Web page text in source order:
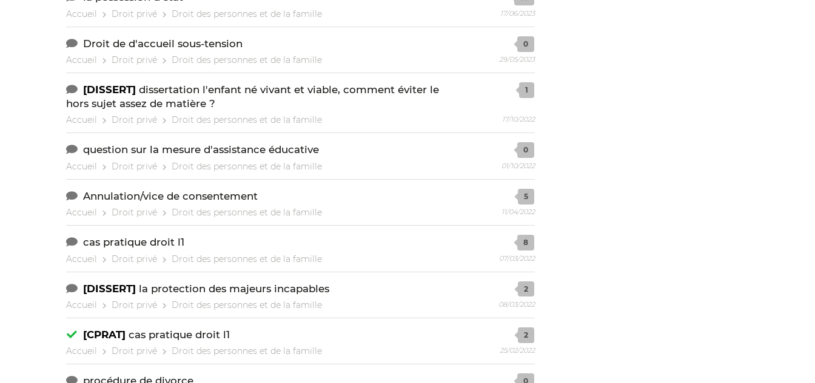
Accueil Droit privé Droit des personnes et de la famille 17/06/2023
Droit de d'accueil sous-tension
Accueil Droit privé Droit des personnes et de la famille
0
29/05/2023
[DISSERT] dissertation l'enfant né vivant et viable, comment éviter le
hors sujet assez de matière ?
Accueil Droit privé Droit des personnes et de la famille
1
17/10/2022
question sur la mesure d'assistance éducative
Accueil Droit privé Droit des personnes et de la famille
0
01/10/2022
Annulation/vice de consentement
Accueil Droit privé Droit des personnes et de la famille
5
11/04/2022
cas pratique droit l1
Accueil Droit privé Droit des personnes et de la famille
8
07/03/2022
[DISSERT] la protection des majeurs incapables
Accueil Droit privé Droit des personnes et de la famille
2
08/03/2022
[CPRAT] cas pratique droit l1
Accueil Droit privé Droit des personnes et de la famille
2
25/02/2022
0